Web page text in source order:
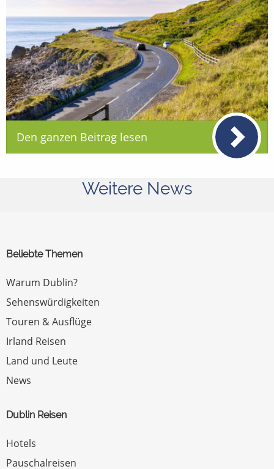
Den ganzen Beitrag lesen
Weitere News
Beliebte Themen
Warum Dublin?
Sehenswürdigkeiten
Touren & Ausflüge
Irland Reisen
Land und Leute
News
Dublin Reisen
Hotels
Pauschalreisen